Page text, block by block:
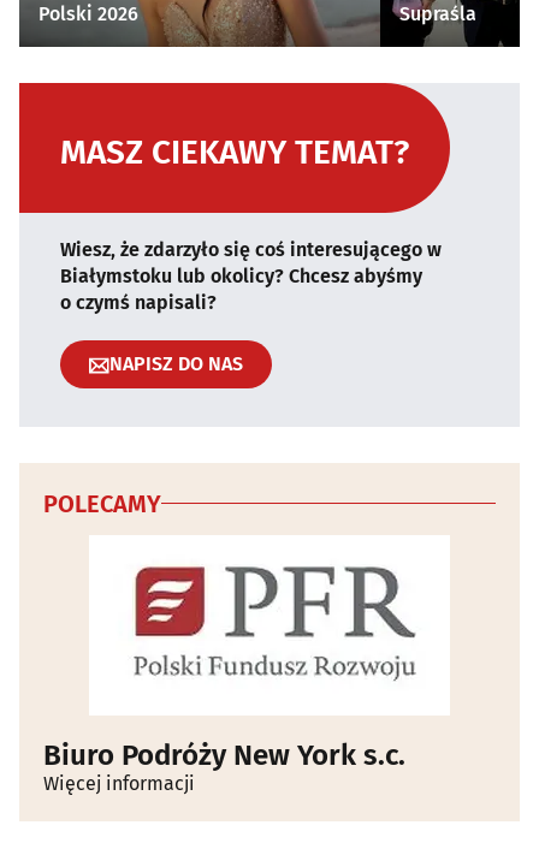
Polski 2026
Supraśla
MASZ CIEKAWY TEMAT?
Wiesz, że zdarzyło się coś interesującego w
Białymstoku lub okolicy? Chcesz abyśmy
o czymś napisali?
NAPISZ DO NAS
POLECAMY
Biuro Podróży New York s.c.
Więcej informacji